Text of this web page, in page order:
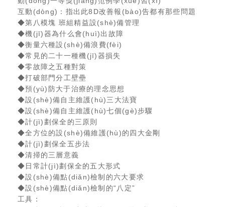
互動(dòng)：指出此8D改善報(bào)告都有那些問題
◆第八模塊 班組精益設(shè)備管理
◆機(jī)器為什么會(huì)出故障
◆衡量六種設(shè)備浪費(fèi)
◆常見的二十一種機(jī)器損失
◆零故障之五種對策
◆打破部門分工壁壘
◆預(yù)防大于治療的理念思想
◆設(shè)備自主維護(hù)三大法寶
◆設(shè)備自主維護(hù)七個(gè)步驟
◆計(jì)劃保全的三原則
◆全方位的設(shè)備維護(hù)的四大金剛
◆計(jì)劃保全五步法
◆清掃的三層意義
◆日常計(jì)劃保全的五大形式
◆設(shè)備點(diǎn)檢制的六大要求
◆設(shè)備點(diǎn)檢制的“八定”
工具：